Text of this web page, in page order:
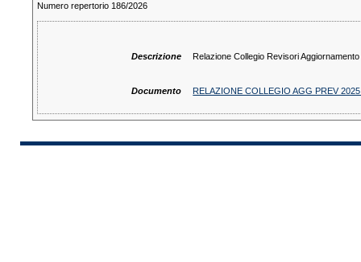
Numero repertorio 186/2026
Descrizione Relazione Collegio Revisori
Documento RELAZIONE COLLEGIO AGG PREV